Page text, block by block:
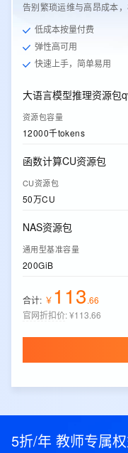
告别繁琐运维与高昂成本
低成本按量付费
弹性高可用
快速上手，简单易用
大语言模型推理资源包
资源包容量
12000千tokens
函数计算CU资源包
CU资源包
50万CU
NAS资源包
通用型基准容量
200GiB
合计: ￥ 113.66
官网折扣价:¥113.66
5折/年 教师专属